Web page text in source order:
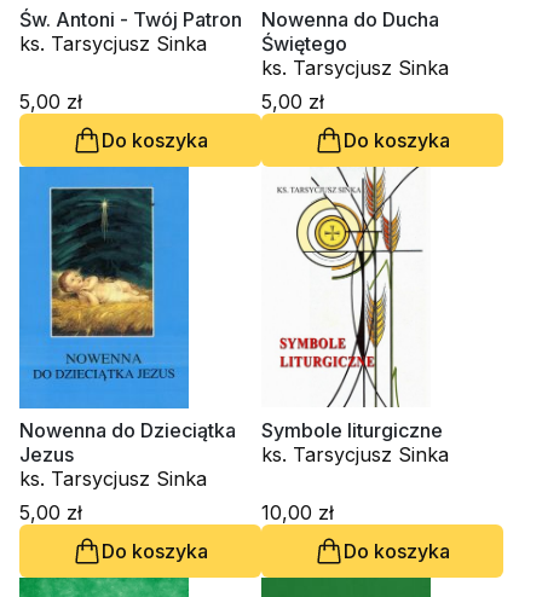
Św. Antoni - Twój Patron
ks. Tarsycjusz Sinka
5,00 zł
Do koszyka
Nowenna do Ducha
Świętego
ks. Tarsycjusz Sinka
5,00 zł
Do koszyka
Nowenna do Dzieciątka
Jezus
ks. Tarsycjusz Sinka
5,00 zł
Do koszyka
Symbole liturgiczne
ks. Tarsycjusz Sinka
10,00 zł
Do koszyka